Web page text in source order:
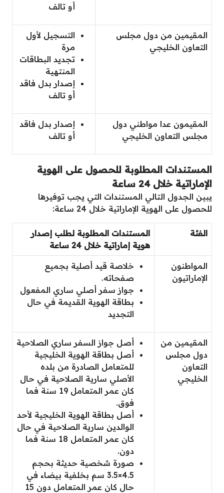
أو تالف
المقيمين من دول مجلس
التعاون الخليجي
التسجيل لأول
مرة
تجديد البطاقات
المنتهية
إصدار بدل فاقد
أو تالف
المقيمون عدا مواطني دول
مجلس التعاون الخليجي
إصدار بدل فاقد
أو تالف
المستندات المطلوبة للحصول على الهوية
الإماراتية خلال 24 ساعة
يبين الجدول التالي المستندات التي يجب توفيرها
للحصول على الهوية الإماراتية خلال 24 ساعة:
الفئة
المستندات المطلوبة لطلب إصدار
هوية إماراتية خلال 24 ساعة
المواطنون
الإماراتيون
خلاصة قيد أصلية بجميع
صفحاته.
جواز سفر أصلي ساري المفعول
بطاقة الهوية القديمة في حال
التجديد
المقيمين من
دول مجلس
التعاون
الخليجي
أصل جواز السفر ساري الصلاحية
أصل بطاقة الهوية الخليجية
للمتعامل الصادرة من بلده
الأصلي سارية الصلاحية في حال
كان عمر المتعامل 19 سنة فما
فوق.
أصل بطاقة الهوية الخليجية لأحد
الوالدين سارية الصلاحية في حال
كان عمر المتعامل 18 سنة فما
دون.
صورة شخصية حديثة بحجم
4.5×3.5 سم بخلفية بيضاء في
حال كان عمر المتعامل دون 15